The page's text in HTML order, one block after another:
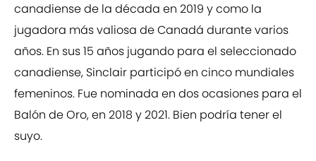
canadiense de la década en 2019 y como la
jugadora más valiosa de Canadá durante varios
años. En sus 15 años jugando para el seleccionado
canadiense, Sinclair participó en cinco mundiales
femeninos. Fue nominada en dos ocasiones para el
Balón de Oro, en 2018 y 2021. Bien podría tener el
suyo.